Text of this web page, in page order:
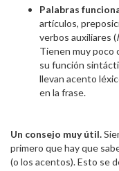
Palabras
artículos,
verbos auxiliares (
Tienen muy poco
su función
llevan acento
en la frase.
Un consejo muy útil.
primero que hay que
(o los acentos). Esto se